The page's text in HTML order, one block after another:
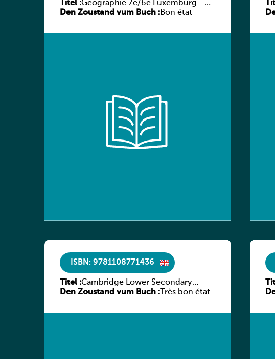
Titel :Geographie 7e/6e Luxemburg –
Diercke Praxis
Den Zoustand vum Buch :Bon état
ISBN: 9781108771436
Titel :Cambridge Lower Secondary
Mathematics Learner’s Book 7
Den Zoustand vum Buch : Très bon état